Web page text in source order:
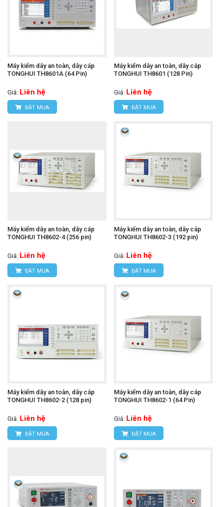
Máy kiểm dây an toàn, dây cáp
TONGHUI TH8601A (64 Pin)
Giá: Liên hệ
ĐẶT MUA
Máy kiểm dây an toàn, dây cáp
TONGHUI TH8601 (128 Pin)
Giá: Liên hệ
ĐẶT MUA
Máy kiểm dây an toàn, dây cáp
TONGHUI TH8602-4 (256 pin)
Giá: Liên hệ
ĐẶT MUA
Máy kiểm dây an toàn, dây cáp
TONGHUI TH8602-3 (192 pin)
Giá: Liên hệ
ĐẶT MUA
Máy kiểm dây an toàn, dây cáp
TONGHUI TH8602-2 (128 pin)
Giá: Liên hệ
ĐẶT MUA
Máy kiểm dây an toàn, dây cáp
TONGHUI TH8602-1 (64 Pin)
Giá: Liên hệ
ĐẶT MUA